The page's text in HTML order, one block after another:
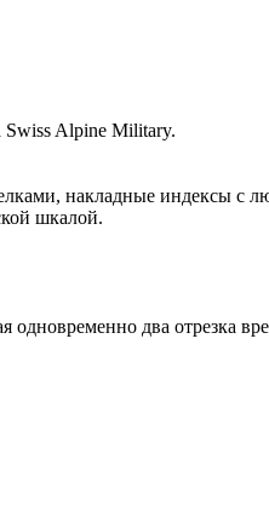
Alpine Military.
накладные индексы с
шкалой.
два отрезка